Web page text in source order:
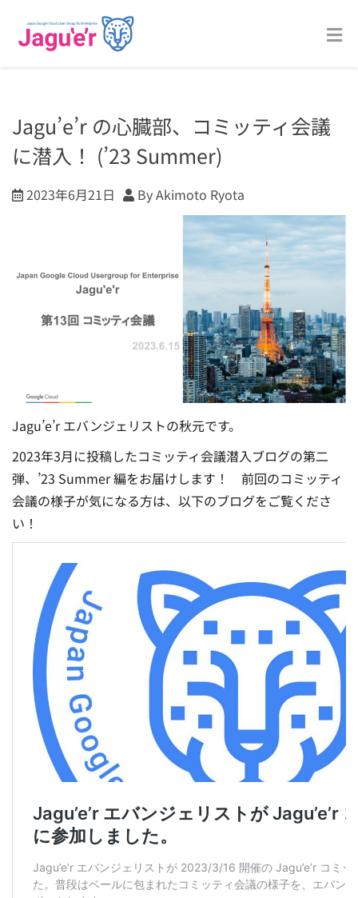
Jagu’e’r の心臓部、コミッティ会議
に潜入！ (’23 Summer)
2023年6月21日 By Akimoto Ryota
Jagu’e’r エバンジェリストの秋元です。
2023年3月に投稿したコミッティ会議潜入ブログの第二
弾、’23 Summer 編をお届けします！ 前回のコミッティ
会議の様子が気になる方は、以下のブログをご覧くださ
い！